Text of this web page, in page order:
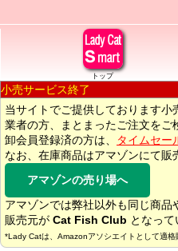
トップ
小売サービス終了
当サイトでご提供しております小
業者の方、まとまったご注文をご
卸会員登録済の方は、
タイムセー
なお、在庫商品はアマゾンにて販
アマゾンの売り場へ
アマゾンでは弊社以外も同じ商品
販売元が Cat Fish Club となっ
*Lady Catは、Amazonアソシエイトとして適格